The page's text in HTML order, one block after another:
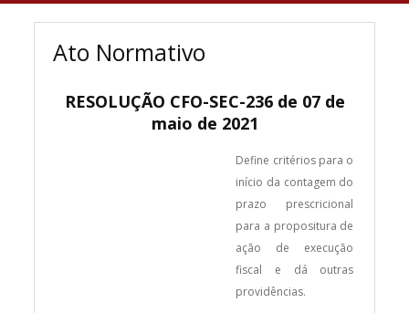
Ato Normativo
RESOLUÇÃO CFO-SEC-236 de 07 de
maio de 2021
Define critérios para o
início da contagem do
prazo prescricional
para a propositura de
ação de execução
fiscal e dá outras
providências.